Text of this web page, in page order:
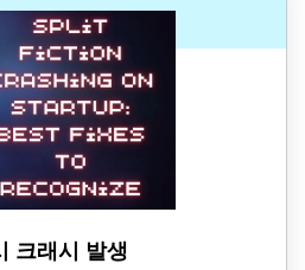
크래시 발생